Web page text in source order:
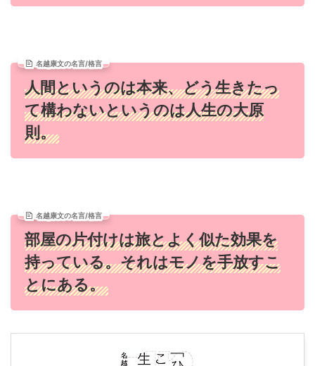
名越康文の名言/格言
人間というのは本来、どう生きたっ
て構わないというのは人生の大原
則。
名越康文の名言/格言
部屋の片付けは旅とよく似た効果を
持っている。それはモノを手放すこ
とにある。